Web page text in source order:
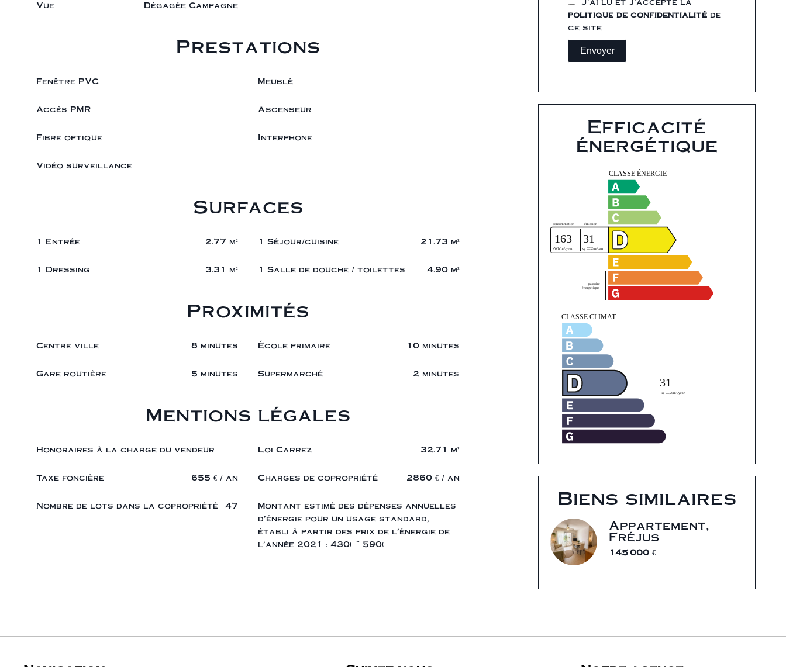
Vue Dégagée Campagne
Prestations
Fenêtre PVC Meublé
Accès PMR Ascenseur
Fibre optique Interphone
Vidéo surveillance
Surfaces
1 Entrée 2.77 m² 1 Séjour/cuisine 21.73 m²
1 Dressing 3.31 m² 1 Salle de douche / toilettes 4.90 m²
Proximités
Centre ville 8 minutes École primaire 10 minutes
Gare routière 5 minutes Supermarché 2 minutes
Mentions légales
Honoraires à la charge du vendeur Loi Carrez 32.71 m²
Taxe foncière 655 € / an Charges de copropriété 2860 € / an
Nombre de lots dans la copropriété 47
Montant estimé des dépenses annuelles
d'énergie pour un usage standard,
établi à partir des prix de l'énergie de
l'année 2021 : 430€ ~ 590€
politique de confidentialité de
ce site
Envoyer
Efficacité
énergétique
Biens similaires
Appartement,
Fréjus
145 000 €